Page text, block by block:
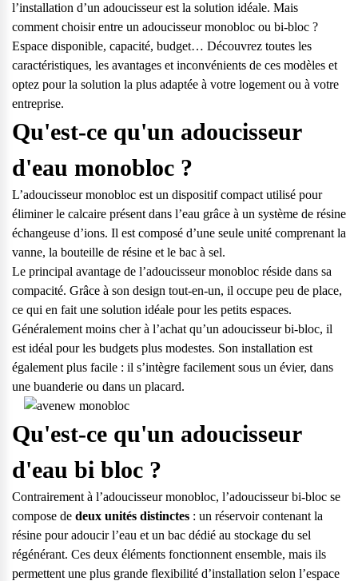
l’installation d’un adoucisseur est la solution idéale. Mais
comment choisir entre un adoucisseur monobloc ou bi-bloc ?
Espace disponible, capacité, budget… Découvrez toutes les
caractéristiques, les avantages et inconvénients de ces modèles et
optez pour la solution la plus adaptée à votre logement ou à votre
entreprise.
Qu'est-ce qu'un adoucisseur
d'eau monobloc ?
L’adoucisseur monobloc est un dispositif compact utilisé pour
éliminer le calcaire présent dans l’eau grâce à un système de résine
échangeuse d’ions. Il est composé d’une seule unité comprenant la
vanne, la bouteille de résine et le bac à sel.
Le principal avantage de l’adoucisseur monobloc réside dans sa
compacité. Grâce à son design tout-en-un, il occupe peu de place,
ce qui en fait une solution idéale pour les petits espaces.
Généralement moins cher à l’achat qu’un adoucisseur bi-bloc, il
est idéal pour les budgets plus modestes. Son installation est
également plus facile : il s’intègre facilement sous un évier, dans
une buanderie ou dans un placard.
Qu'est-ce qu'un adoucisseur
d'eau bi bloc ?
Contrairement à l’adoucisseur monobloc, l’adoucisseur bi-bloc se
compose de deux unités distinctes : un réservoir contenant la
résine pour adoucir l’eau et un bac dédié au stockage du sel
régénérant. Ces deux éléments fonctionnent ensemble, mais ils
permettent une plus grande flexibilité d’installation selon l’espace
Questions fréquentes
Consultez notre page de FAQ pour trouver toutes les réponses à
vos questions.
Consulter notre FAQ
Service après-vente
Vous avez des demandes sur l’entretien, le suivi et le dépannage
de votre matériel ? Culligan est là pour vous
Contactez notre service client